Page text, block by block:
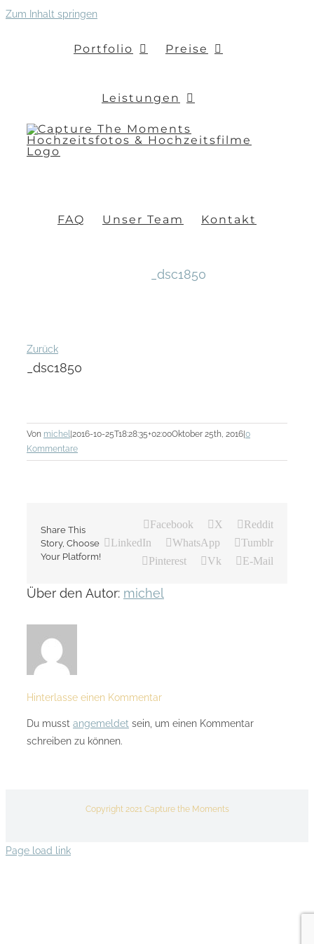
Zum Inhalt springen
Portfolio Preise
Leistungen
FAQ Unser Team Kontakt
_dsc1850
Zurück
_dsc1850
Von michel |2016-10-25T18:28:35+02:00Oktober 25th, 2016|0
Kommentare
Share This
Story, Choose
Your Platform!
Facebook X
Reddit
LinkedIn
WhatsApp
Tumblr
Pinterest
Vk E-Mail
Über den Autor: michel
Hinterlasse einen Kommentar
Du musst angemeldet sein, um einen Kommentar
schreiben zu können.
Copyright 2021 Capture the Moments
Page load link